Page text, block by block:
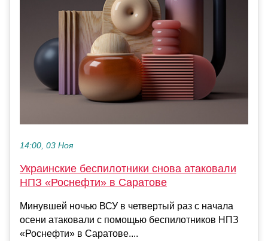
14:00, 03 Ноя
Украинские беспилотники снова атаковали
НПЗ «Роснефти» в Саратове
Минувшей ночью ВСУ в четвертый раз с начала
осени атаковали с помощью беспилотников НПЗ
«Роснефти» в Саратове....